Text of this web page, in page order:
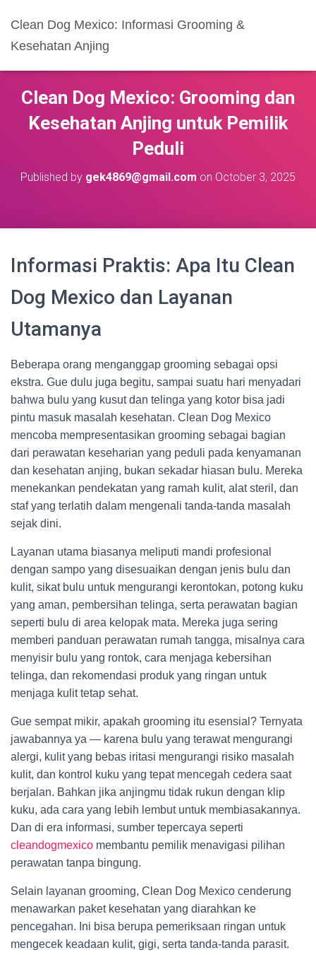
Clean Dog Mexico: Informasi Grooming &
Kesehatan Anjing
Clean Dog Mexico: Grooming dan
Kesehatan Anjing untuk Pemilik
Peduli
Published by gek4869@gmail.com on October 3, 2025
Informasi Praktis: Apa Itu Clean
Dog Mexico dan Layanan
Utamanya
Beberapa orang menganggap grooming sebagai opsi
ekstra. Gue dulu juga begitu, sampai suatu hari menyadari
bahwa bulu yang kusut dan telinga yang kotor bisa jadi
pintu masuk masalah kesehatan. Clean Dog Mexico
mencoba mempresentasikan grooming sebagai bagian
dari perawatan keseharian yang peduli pada kenyamanan
dan kesehatan anjing, bukan sekadar hiasan bulu. Mereka
menekankan pendekatan yang ramah kulit, alat steril, dan
staf yang terlatih dalam mengenali tanda-tanda masalah
sejak dini.
Layanan utama biasanya meliputi mandi profesional
dengan sampo yang disesuaikan dengan jenis bulu dan
kulit, sikat bulu untuk mengurangi kerontokan, potong kuku
yang aman, pembersihan telinga, serta perawatan bagian
seperti bulu di area kelopak mata. Mereka juga sering
memberi panduan perawatan rumah tangga, misalnya cara
menyisir bulu yang rontok, cara menjaga kebersihan
telinga, dan rekomendasi produk yang ringan untuk
menjaga kulit tetap sehat.
Gue sempat mikir, apakah grooming itu esensial? Ternyata
jawabannya ya — karena bulu yang terawat mengurangi
alergi, kulit yang bebas iritasi mengurangi risiko masalah
kulit, dan kontrol kuku yang tepat mencegah cedera saat
berjalan. Bahkan jika anjingmu tidak rukun dengan klip
kuku, ada cara yang lebih lembut untuk membiasakannya.
Dan di era informasi, sumber tepercaya seperti
cleandogmexico membantu pemilik menavigasi pilihan
perawatan tanpa bingung.
Selain layanan grooming, Clean Dog Mexico cenderung
menawarkan paket kesehatan yang diarahkan ke
pencegahan. Ini bisa berupa pemeriksaan ringan untuk
mengecek keadaan kulit, gigi, serta tanda-tanda parasit.